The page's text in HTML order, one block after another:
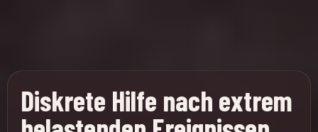
Diskrete Hilfe nach extrem